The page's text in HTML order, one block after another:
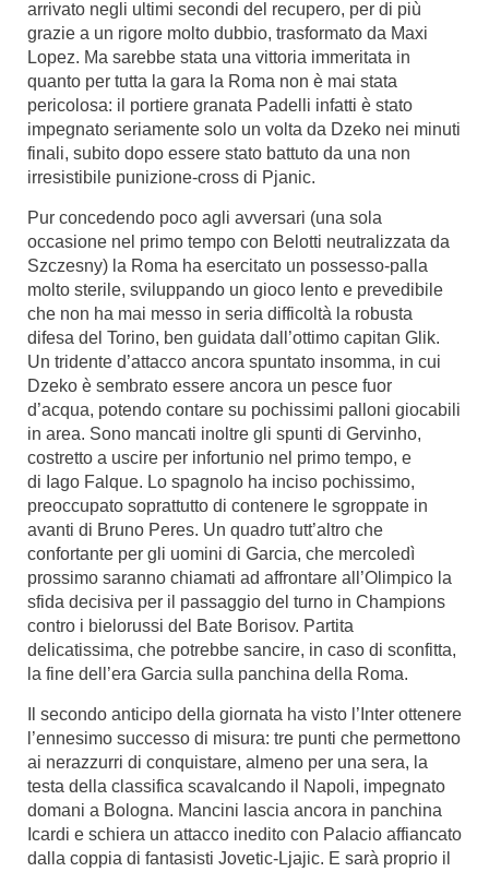
arrivato negli ultimi secondi del recupero, per di più
grazie a un rigore molto dubbio, trasformato da Maxi
Lopez. Ma sarebbe stata una vittoria immeritata in
quanto per tutta la gara la Roma non è mai stata
pericolosa: il portiere granata Padelli infatti è stato
impegnato seriamente solo un volta da Dzeko nei minuti
finali, subito dopo essere stato battuto da una non
irresistibile punizione-cross di Pjanic.
Pur concedendo poco agli avversari (una sola
occasione nel primo tempo con Belotti neutralizzata da
Szczesny) la Roma ha esercitato un possesso-palla
molto sterile, sviluppando un gioco lento e prevedibile
che non ha mai messo in seria difficoltà la robusta
difesa del Torino, ben guidata dall’ottimo capitan Glik.
Un tridente d’attacco ancora spuntato insomma, in cui
Dzeko è sembrato essere ancora un pesce fuor
d’acqua, potendo contare su pochissimi palloni giocabili
in area. Sono mancati inoltre gli spunti di Gervinho,
costretto a uscire per infortunio nel primo tempo, e
di Iago Falque. Lo spagnolo ha inciso pochissimo,
preoccupato soprattutto di contenere le sgroppate in
avanti di Bruno Peres. Un quadro tutt’altro che
confortante per gli uomini di Garcia, che mercoledì
prossimo saranno chiamati ad affrontare all’Olimpico la
sfida decisiva per il passaggio del turno in Champions
contro i bielorussi del Bate Borisov. Partita
delicatissima, che potrebbe sancire, in caso di sconfitta,
la fine dell’era Garcia sulla panchina della Roma.
Il secondo anticipo della giornata ha visto l’Inter ottenere
l’ennesimo successo di misura: tre punti che permettono
ai nerazzurri di conquistare, almeno per una sera, la
testa della classifica scavalcando il Napoli, impegnato
domani a Bologna. Mancini lascia ancora in panchina
Icardi e schiera un attacco inedito con Palacio affiancato
dalla coppia di fantasisti Jovetic-Ljajic. E sarà proprio il